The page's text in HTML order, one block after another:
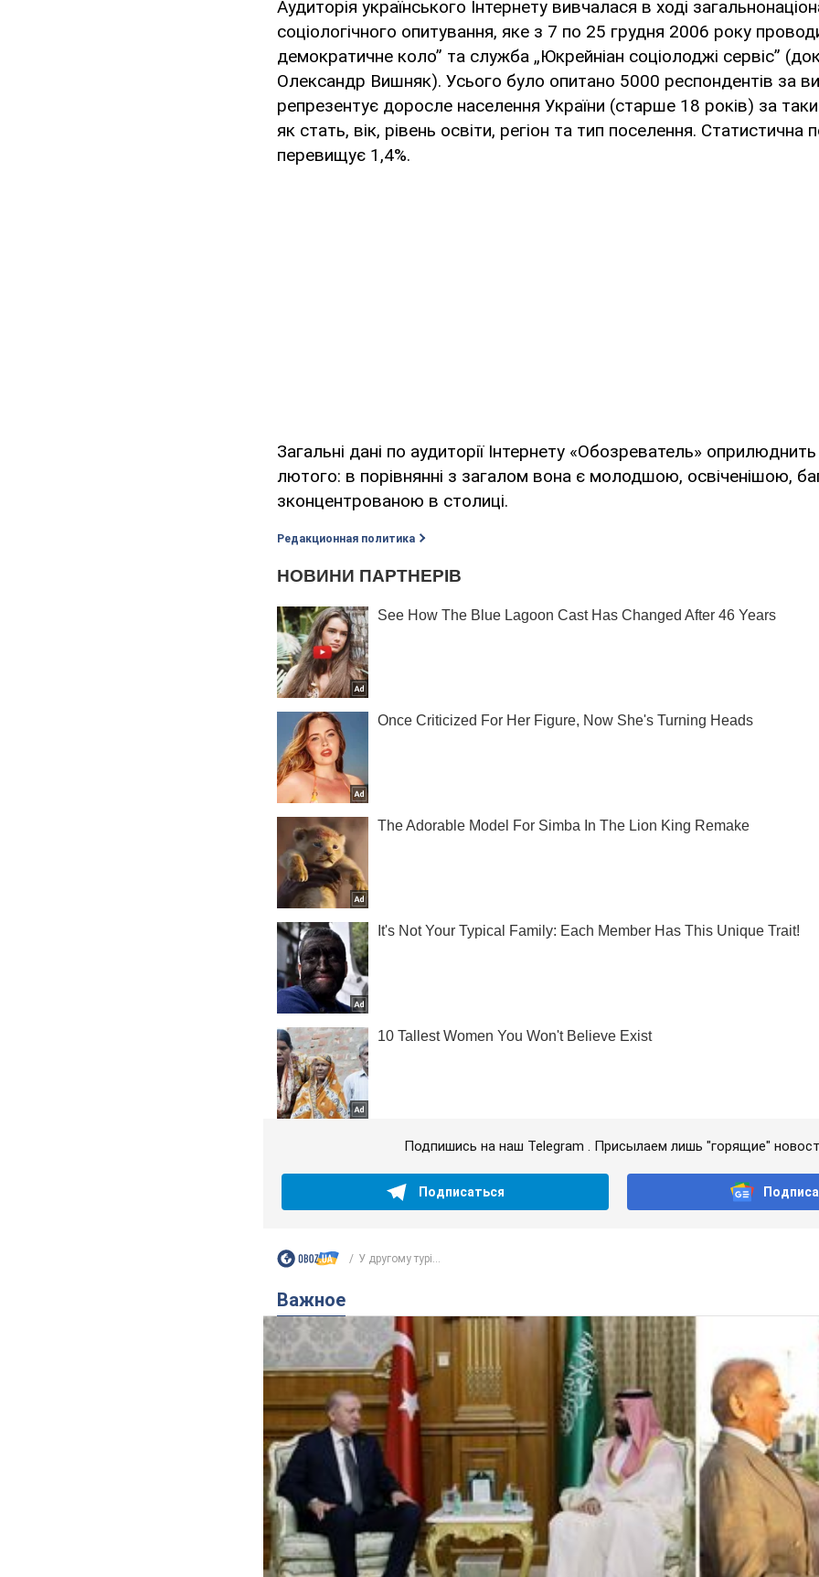
Аудиторія українського Інтернету вивчалася в ході
соціологічного опитування, яке з 7 по 25 грудня 2006 року
демократичне коло” та служба „Юкрейніан соціолоджі сервіс”
Олександр Вишняк). Усього було опитано 5000 респондентів за
репрезентує доросле населення України (старше 18 років) за
як стать, вік, рівень освіти, регіон та тип поселення. Статистична
перевищує 1,4%.
Загальні дані по аудиторії Інтернету «Обозреватель»
лютого: в порівнянні з загалом вона є молодшою, освіченішою,
зконцентрованою в столиці.
Редакционная политика
Подпишись на наш Telegram . Присылаем лишь "горящие"
Подписаться
У другому турі...
Важное